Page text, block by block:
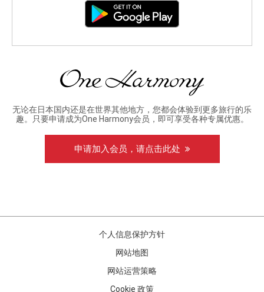
无论在日本国内还是在世界其他地方，您都会体验到更多旅行的乐
趣。只要申请成为One Harmony会员，即可享受各种专属优惠。
申请加入会员，请点击此处
个人信息保护方针
网站地图
网站运营策略
Cookie 政策